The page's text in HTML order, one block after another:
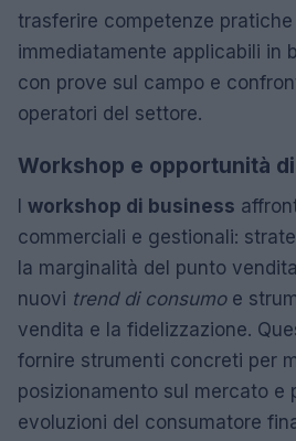
trasferire competenze
immediatamente applicabili in
con prove sul campo e
operatori del settore.
Workshop e opportunità
workshop di business
commerciali e gestionali:
la marginalità del punto
nuovi trend di consumoe
vendita e la fidelizzazione.
fornire strumenti concreti per
posizionamento sul mercato e
evoluzioni del consumatore